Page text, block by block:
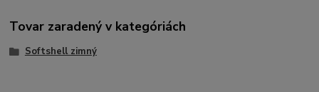
Tovar zaradený v kategóriách
Softshell zimný